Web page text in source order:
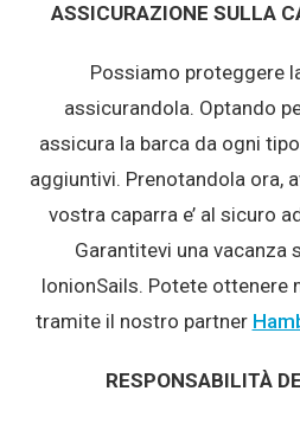
ASSICURAZIONE SULLA
Possiamo proteggere
assicurandola. Optando
assicura la barca da ogni
aggiuntivi. Prenotandola ora,
vostra caparra e’ al sicuro
Garantitevi una vacanza
IonionSails. Potete
tramite il nostro partner
RESPONSABILITÀ